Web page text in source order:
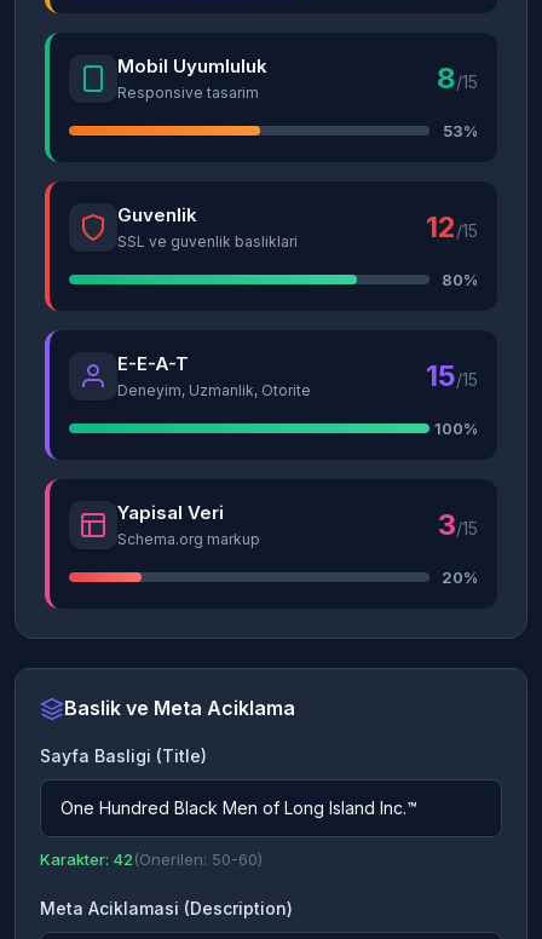
Mobil Uyumluluk
Responsive tasarim 8/15
53%
Guvenlik
SSL ve guvenlik basliklari 12/15
80%
E-E-A-T
Deneyim, Uzmanlik, Otorite 15/15
100%
Yapisal Veri
Schema.org markup 3/15
20%
Baslik ve Meta Aciklama
Sayfa Basligi (Title)
One Hundred Black Men of Long Island Inc.™
Karakter: 42(Onerilen: 50-60)
Meta Aciklamasi (Description)